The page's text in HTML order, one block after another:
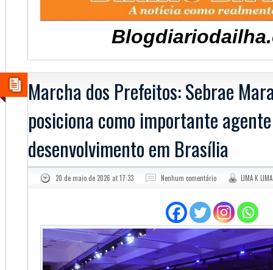
Marcha dos Prefeitos: Sebrae
posiciona como importante
desenvolvimento em Brasília
20 de maio de 2026 at 17:33 Nenhum comentário LIMA K LIMA